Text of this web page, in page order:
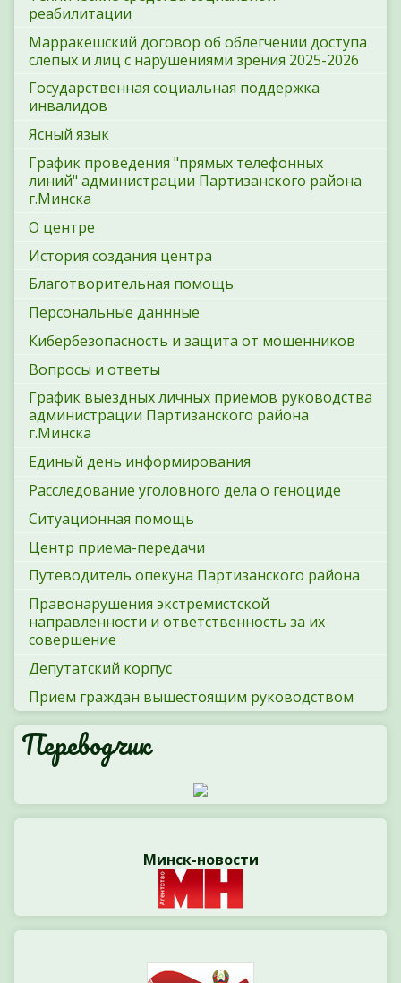
реабилитации
Марракешский договор об облегчении доступа
слепых и лиц с нарушениями зрения 2025-2026
Государственная социальная поддержка
инвалидов
Ясный язык
График проведения "прямых телефонных
линий" администрации Партизанского района
г.Минска
О центре
История создания центра
Благотворительная помощь
Персональные даннные
Кибербезопасность и защита от мошенников
Вопросы и ответы
График выездных личных приемов руководства
администрации Партизанского района
г.Минска
Единый день информирования
Расследование уголовного дела о геноциде
Ситуационная помощь
Центр приема-передачи
Путеводитель опекуна Партизанского района
Правонарушения экстремистской
направленности и ответственность за их
совершение
Депутатский корпус
Прием граждан вышестоящим руководством
Переводчик
Минск-новости